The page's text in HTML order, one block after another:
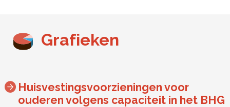
Grafieken
Huisvestingsvoorzieningen voor
ouderen volgens capaciteit in het BHG